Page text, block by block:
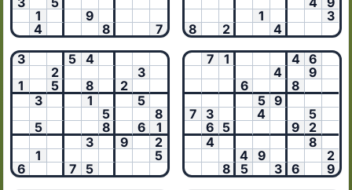
1
9
4
8 7
1
3
8
2
4
3
5 4
2
3
1
5 8
2
3
1
5
5
8
5
8 6
1
3
9
2
1
5
6
7 5
7 1 4 6
4
9
6
8
5 9
7
3 4
5
6 5 9
2
4
8
4 9
2
8
5 3 6
9